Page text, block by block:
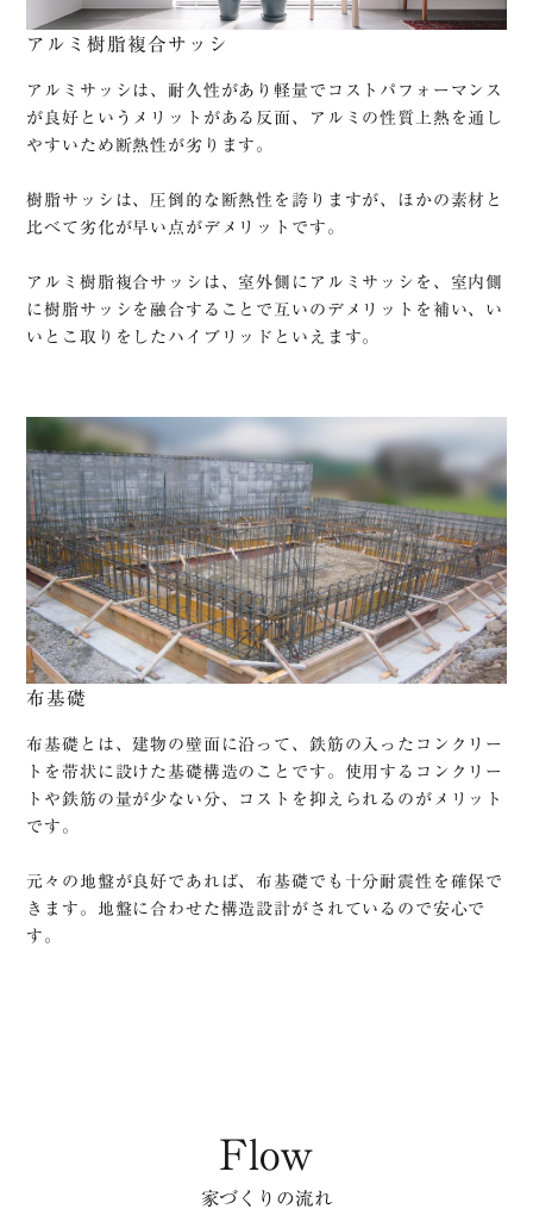
アルミ樹脂複合サッシ
アルミサッシは、耐久性があり軽量でコストパフォーマンス
が良好というメリットがある反面、アルミの性質上熱を通し
やすいため断熱性が劣ります。
樹脂サッシは、圧倒的な断熱性を誇りますが、ほかの素材と
比べて劣化が早い点がデメリットです。
アルミ樹脂複合サッシは、室外側にアルミサッシを、室内側
に樹脂サッシを融合することで互いのデメリットを補い、い
いとこ取りをしたハイブリッドといえます。
布基礎
布基礎とは、建物の壁面に沿って、鉄筋の入ったコンクリー
トを帯状に設けた基礎構造のことです。使用するコンクリー
トや鉄筋の量が少ない分、コストを抑えられるのがメリット
です。
元々の地盤が良好であれば、布基礎でも十分耐震性を確保で
きます。地盤に合わせた構造設計がされているので安心で
す。
Flow
家づくりの流れ